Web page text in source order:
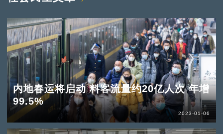
内地春运将启动 料客流量约20亿人次 年增
99.5%
2023-01-06